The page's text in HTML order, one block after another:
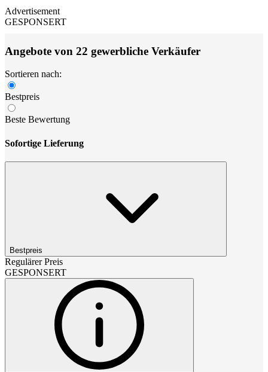
Advertisement
GESPONSERT
Angebote von 22 gewerbliche Verkäufer
Sortieren nach:
Bestpreis
Beste Bewertung
Sofortige Lieferung
Bestpreis
Regulärer Preis
GESPONSERT